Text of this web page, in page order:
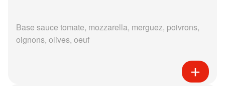
Base sauce tomate, mozzarella, merguez, poivrons,
oignons, olives, oeuf